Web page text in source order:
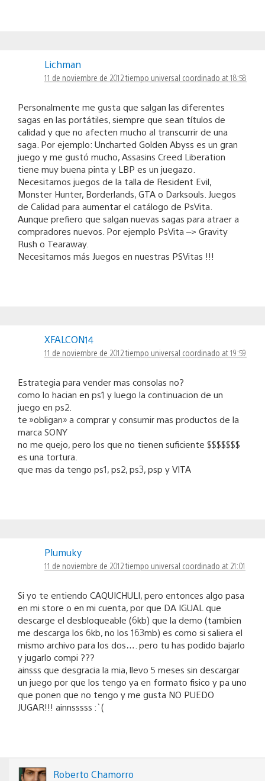
Lichman
11 de noviembre de 2012 tiempo universal coordinado at 18:58
Personalmente me gusta que salgan las diferentes
sagas en las portátiles, siempre que sean títulos de
calidad y que no afecten mucho al transcurrir de una
saga. Por ejemplo: Uncharted Golden Abyss es un gran
juego y me gustó mucho, Assasins Creed Liberation
tiene muy buena pinta y LBP es un juegazo.
Necesitamos juegos de la talla de Resident Evil,
Monster Hunter, Borderlands, GTA o Darksouls. Juegos
de Calidad para aumentar el catálogo de PsVita.
Aunque prefiero que salgan nuevas sagas para atraer a
compradores nuevos. Por ejemplo PsVita –> Gravity
Rush o Tearaway.
Necesitamos más Juegos en nuestras PSVitas !!!
XFALCON14
11 de noviembre de 2012 tiempo universal coordinado at 19:59
Estrategia para vender mas consolas no?
como lo hacian en ps1 y luego la continuacion de un
juego en ps2.
te »obligan» a comprar y consumir mas productos de la
marca SONY
no me quejo, pero los que no tienen suficiente $$$$$$$
es una tortura.
que mas da tengo ps1, ps2, ps3, psp y VITA
Plumuky
11 de noviembre de 2012 tiempo universal coordinado at 21:01
Si yo te entiendo CAQUICHULI, pero entonces algo pasa
en mi store o en mi cuenta, por que DA IGUAL que
descarge el desbloqueable (6kb) que la demo (tambien
me descarga los 6kb, no los 163mb) es como si saliera el
mismo archivo para los dos…. pero tu has podido bajarlo
y jugarlo compi ???
ainsss que desgracia la mia, llevo 5 meses sin descargar
un juego por que los tengo ya en formato fisico y pa uno
que ponen que no tengo y me gusta NO PUEDO
JUGAR!!! ainnsssss :`(
Roberto Chamorro